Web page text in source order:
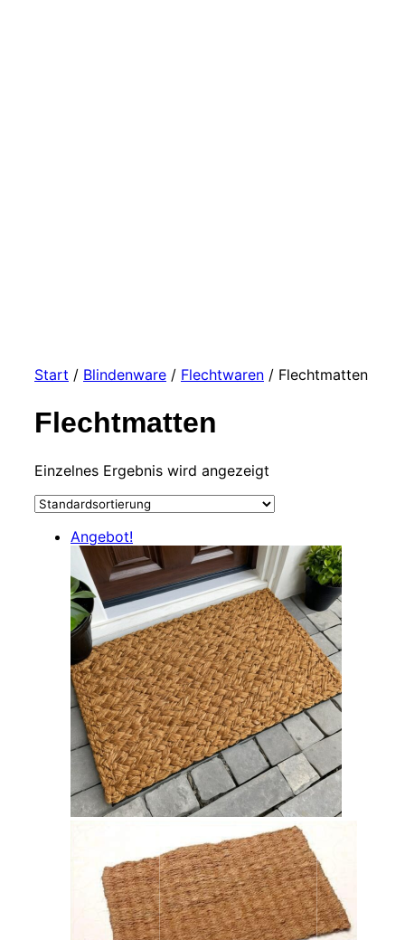
Start / Blindenware / Flechtwaren / Flechtmatten
Flechtmatten
Einzelnes Ergebnis wird angezeigt
Angebot!